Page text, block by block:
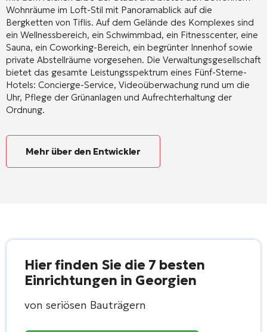
Wohnräume im Loft-Stil mit Panoramablick auf die
Bergketten von Tiflis. Auf dem Gelände des Komplexes sind
ein Wellnessbereich, ein Schwimmbad, ein Fitnesscenter, eine
Sauna, ein Coworking-Bereich, ein begrünter Innenhof sowie
private Abstellräume vorgesehen. Die Verwaltungsgesellschaft
bietet das gesamte Leistungsspektrum eines Fünf-Sterne-
Hotels: Concierge-Service, Videoüberwachung rund um die
Uhr, Pflege der Grünanlagen und Aufrechterhaltung der
Ordnung.
Mehr über den Entwickler
Hier finden Sie die 7 besten
Einrichtungen in Georgien
von seriösen Bauträgern